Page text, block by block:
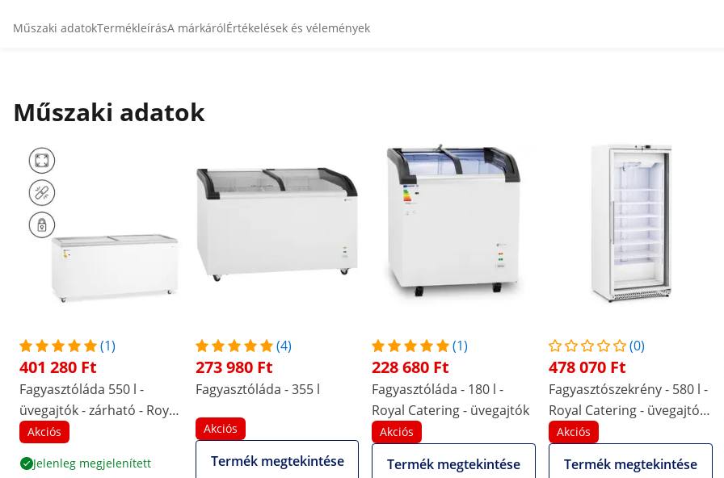
Műszaki adatokTermékleírásA márkárólÉrtékelések és vélemények
Műszaki adatok
(1)
401 280 Ft
Fagyasztóláda 550 l -
üvegajtók - zárható - Royal
Catering
Akciós
Jelenleg megjelenített
(4)
273 980 Ft
Fagyasztóláda - 355 l
Akciós
Termék megtekintése
(1)
228 680 Ft
Fagyasztóláda - 180 l -
Royal Catering - üvegajtók
Akciós
Termék megtekintése
(0)
478 070 Ft
Fagyasztószekrény - 580 l -
Royal Catering - üvegajtó -
ezüst - hűtőközeg R290
Akciós
Termék megtekintése